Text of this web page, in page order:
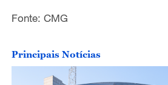
Fonte: CMG
Principais Notícias